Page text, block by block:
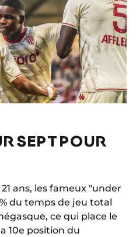
SEPT POUR
ans, les fameux "under
du temps de jeu total
ce qui place le
10e position du